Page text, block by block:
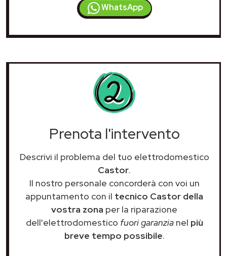
WhatsApp
Prenota l'intervento
Descrivi il problema del tuo elettrodomestico
Castor.
Il nostro personale concorderà con voi un
appuntamento con il tecnico Castor della
vostra zona per la riparazione
dell'elettrodomestico fuori garanzianel più
breve tempo possibile.